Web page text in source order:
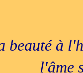
beauté à
l'âme